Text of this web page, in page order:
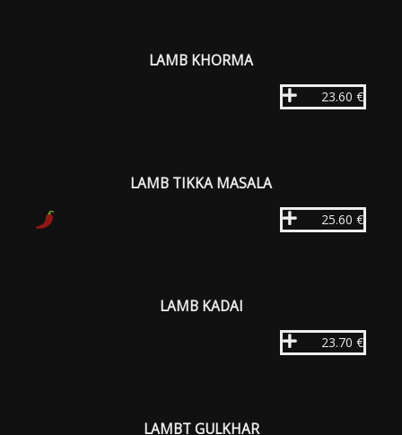
LAMB KHORMA
23.60 €
LAMB TIKKA MASALA
25.60 €
LAMB KADAI
23.70 €
LAMBT GULKHAR